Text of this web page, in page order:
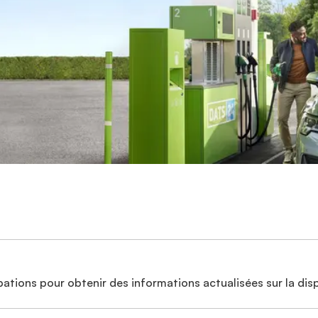
pour obtenir des informations actualisées sur la